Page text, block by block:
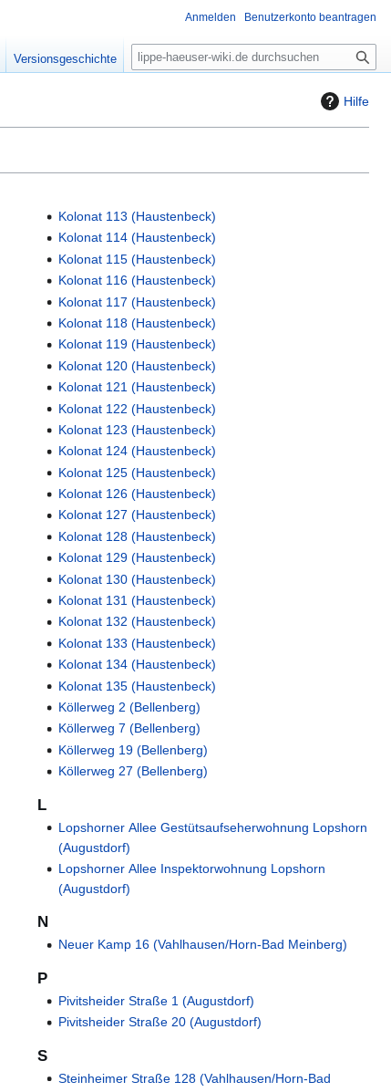
Hilfe
Kolonat 113 (Haustenbeck)
Kolonat 114 (Haustenbeck)
Kolonat 115 (Haustenbeck)
Kolonat 116 (Haustenbeck)
Kolonat 117 (Haustenbeck)
Kolonat 118 (Haustenbeck)
Kolonat 119 (Haustenbeck)
Kolonat 120 (Haustenbeck)
Kolonat 121 (Haustenbeck)
Kolonat 122 (Haustenbeck)
Kolonat 123 (Haustenbeck)
Kolonat 124 (Haustenbeck)
Kolonat 125 (Haustenbeck)
Kolonat 126 (Haustenbeck)
Kolonat 127 (Haustenbeck)
Kolonat 128 (Haustenbeck)
Kolonat 129 (Haustenbeck)
Kolonat 130 (Haustenbeck)
Kolonat 131 (Haustenbeck)
Kolonat 132 (Haustenbeck)
Kolonat 133 (Haustenbeck)
Kolonat 134 (Haustenbeck)
Kolonat 135 (Haustenbeck)
Köllerweg 2 (Bellenberg)
Köllerweg 7 (Bellenberg)
Köllerweg 19 (Bellenberg)
Köllerweg 27 (Bellenberg)
L
Lopshorner Allee Gestütsaufseherwohnung Lopshorn
(Augustdorf)
Lopshorner Allee Inspektorwohnung Lopshorn
(Augustdorf)
N
Neuer Kamp 16 (Vahlhausen/Horn-Bad Meinberg)
P
Pivitsheider Straße 1 (Augustdorf)
Pivitsheider Straße 20 (Augustdorf)
S
Steinheimer Straße 128 (Vahlhausen/Horn-Bad
Anmelden Benutzerkonto beantragen
Versionsgeschichte
S
u
e